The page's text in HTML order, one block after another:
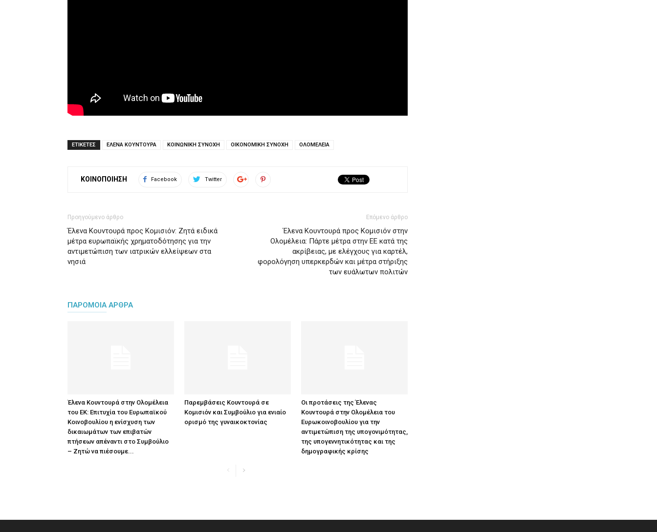
ΕΤΙΚΕΤΕΣ ΕΛΕΝΑ ΚΟΥΝΤΟΥΡΑ ΚΟΙΝΩΝΙΚΗ ΣΥΝΟΧΗ ΟΙΚΟΝΟΜΙΚΗ ΣΥΝΟΧΗ ΟΛΟΜΕΛΕΙΑ
ΚΟΙΝΟΠΟΙΗΣΗ Facebook Twitter
Προηγούμενο άρθρο
Έλενα Κουντουρά προς Κομισιόν: Ζητά ειδικά
μέτρα ευρωπαϊκής χρηματοδότησης για την
αντιμετώπιση των ιατρικών ελλείψεων στα
νησιά
Επόμενο άρθρο
Έλενα Κουντουρά προς Κομισιόν στην
Ολομέλεια: Πάρτε μέτρα στην ΕΕ κατά της
ακρίβειας, με ελέγχους για καρτέλ,
φορολόγηση υπερκερδών και μέτρα στήριξης
των ευάλωτων πολιτών
ΠΑΡΟΜΟΙΑ ΑΡΘΡΑ
Έλενα Κουντουρά στην Ολομέλεια
του ΕΚ: Επιτυχία του Ευρωπαϊκού
Κοινοβουλίου η ενίσχυση των
δικαιωμάτων των επιβατών
πτήσεων απέναντι στο Συμβούλιο
– Ζητώ να πιέσουμε...
Παρεμβάσεις Κουντουρά σε
Κομισιόν και Συμβούλιο για ενιαίο
ορισμό της γυναικοκτονίας
Οι προτάσεις της Έλενας
Κουντουρά στην Ολομέλεια του
Ευρωκοινοβουλίου για την
αντιμετώπιση της υπογονιμότητας,
της υπογεννητικότητας και της
δημογραφικής κρίσης